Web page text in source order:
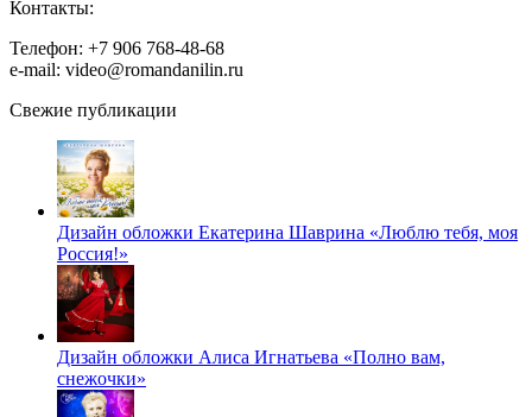
Контакты:
Телефон: +7 906 768-48-68
e-mail: video@romandanilin.ru
Свежие публикации
Дизайн обложки Екатерина Шаврина «Люблю тебя, моя
Россия!»
Дизайн обложки Алиса Игнатьева «Полно вам,
снежочки»